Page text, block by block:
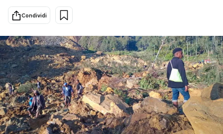
Sport
PODCAST
NEWSLETTER
I MIEI PREFERITI
Condividi